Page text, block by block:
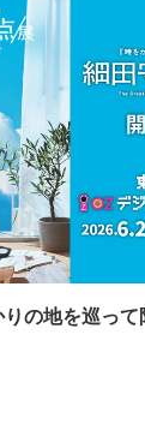
の地を巡っ